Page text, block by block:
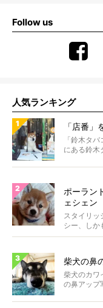
Follow us
人気ランキング
「店番
「鈴木タ
にある鈴木
ポーラン
ェシェン
スタイリッ
シー、しか
ウ...
柴犬の鼻
柴犬のカワ
の鼻アップ